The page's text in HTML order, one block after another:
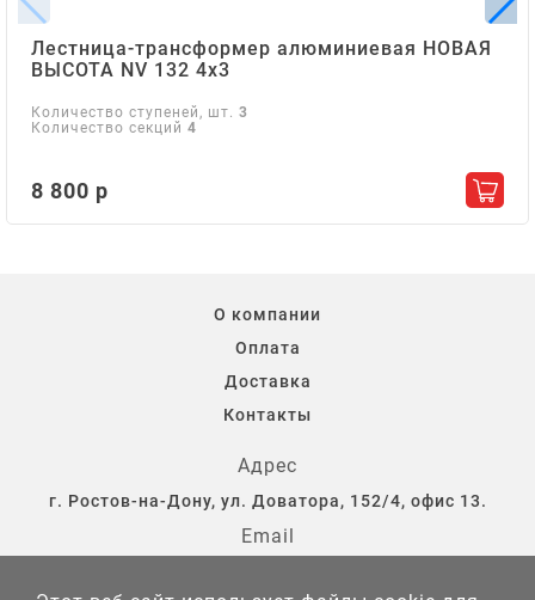
Лестница-трансформер алюминиевая НОВАЯ
ВЫСОТА NV 132 4х3
Количество ступеней, шт. 3
Количество секций 4
8 800 р
О компании
Оплата
Доставка
Контакты
Адрес
г. Ростов-на-Дону, ул. Доватора, 152/4, офис 13.
Email